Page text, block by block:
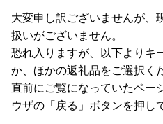
大変申し訳ございませんが、
扱いがございません。
恐れ入りますが、以下よりキ
か、ほかの返礼品をご選択く
直前にご覧になっていたペー
ウザの「戻る」ボタンを押し